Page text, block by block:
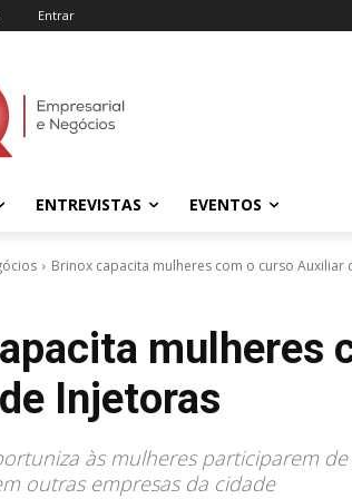
Entrar
ENTREVISTAS EVENTOS
Brinox capacita mulheres com o curso Auxiliar
mulheres
Injetoras
às mulheres participarem
outras empresas da cidade